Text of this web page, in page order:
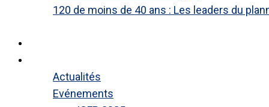
120 de moins de 40 ans : Les leaders du
Actualités
Evénements